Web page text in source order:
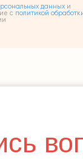
данных и
с политикой